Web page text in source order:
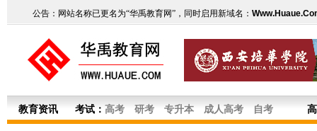
公告：网站名称已更名为“华禹教育网”，同时启用新域名：
教育资讯 考试： 高考 研考 专升本 成人高考 自考